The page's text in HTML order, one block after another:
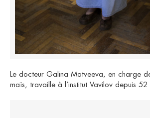
Le docteur Galina Matveeva, en charge
maïs, travaille à l’institut Vavilov depuis 52